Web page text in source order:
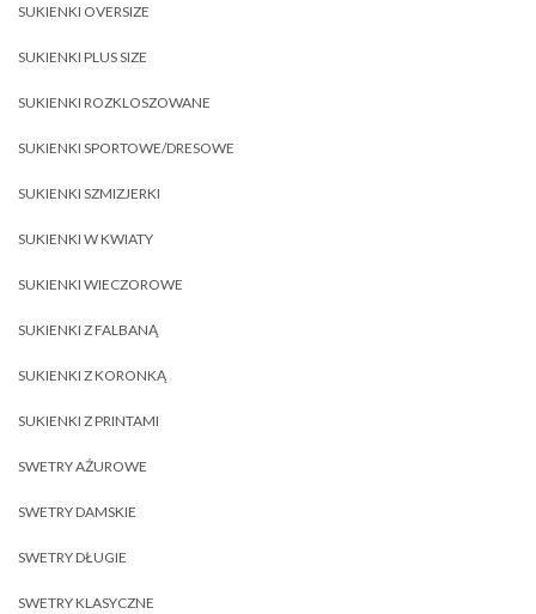
SUKIENKI OVERSIZE
SUKIENKI PLUS SIZE
SUKIENKI ROZKLOSZOWANE
SUKIENKI SPORTOWE/DRESOWE
SUKIENKI SZMIZJERKI
SUKIENKI W KWIATY
SUKIENKI WIECZOROWE
SUKIENKI Z FALBANĄ
SUKIENKI Z KORONKĄ
SUKIENKI Z PRINTAMI
SWETRY AŻUROWE
SWETRY DAMSKIE
SWETRY DŁUGIE
SWETRY KLASYCZNE